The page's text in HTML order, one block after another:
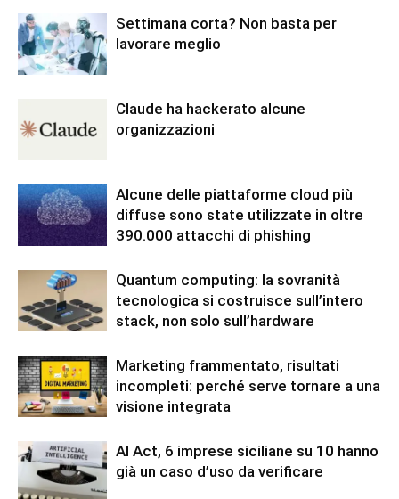
Settimana corta? Non basta per
lavorare meglio
Claude ha hackerato alcune
organizzazioni
Alcune delle piattaforme cloud più
diffuse sono state utilizzate in oltre
390.000 attacchi di phishing
Quantum computing: la sovranità
tecnologica si costruisce sull’intero
stack, non solo sull’hardware
Marketing frammentato, risultati
incompleti: perché serve tornare a una
visione integrata
AI Act, 6 imprese siciliane su 10 hanno
già un caso d’uso da verificare